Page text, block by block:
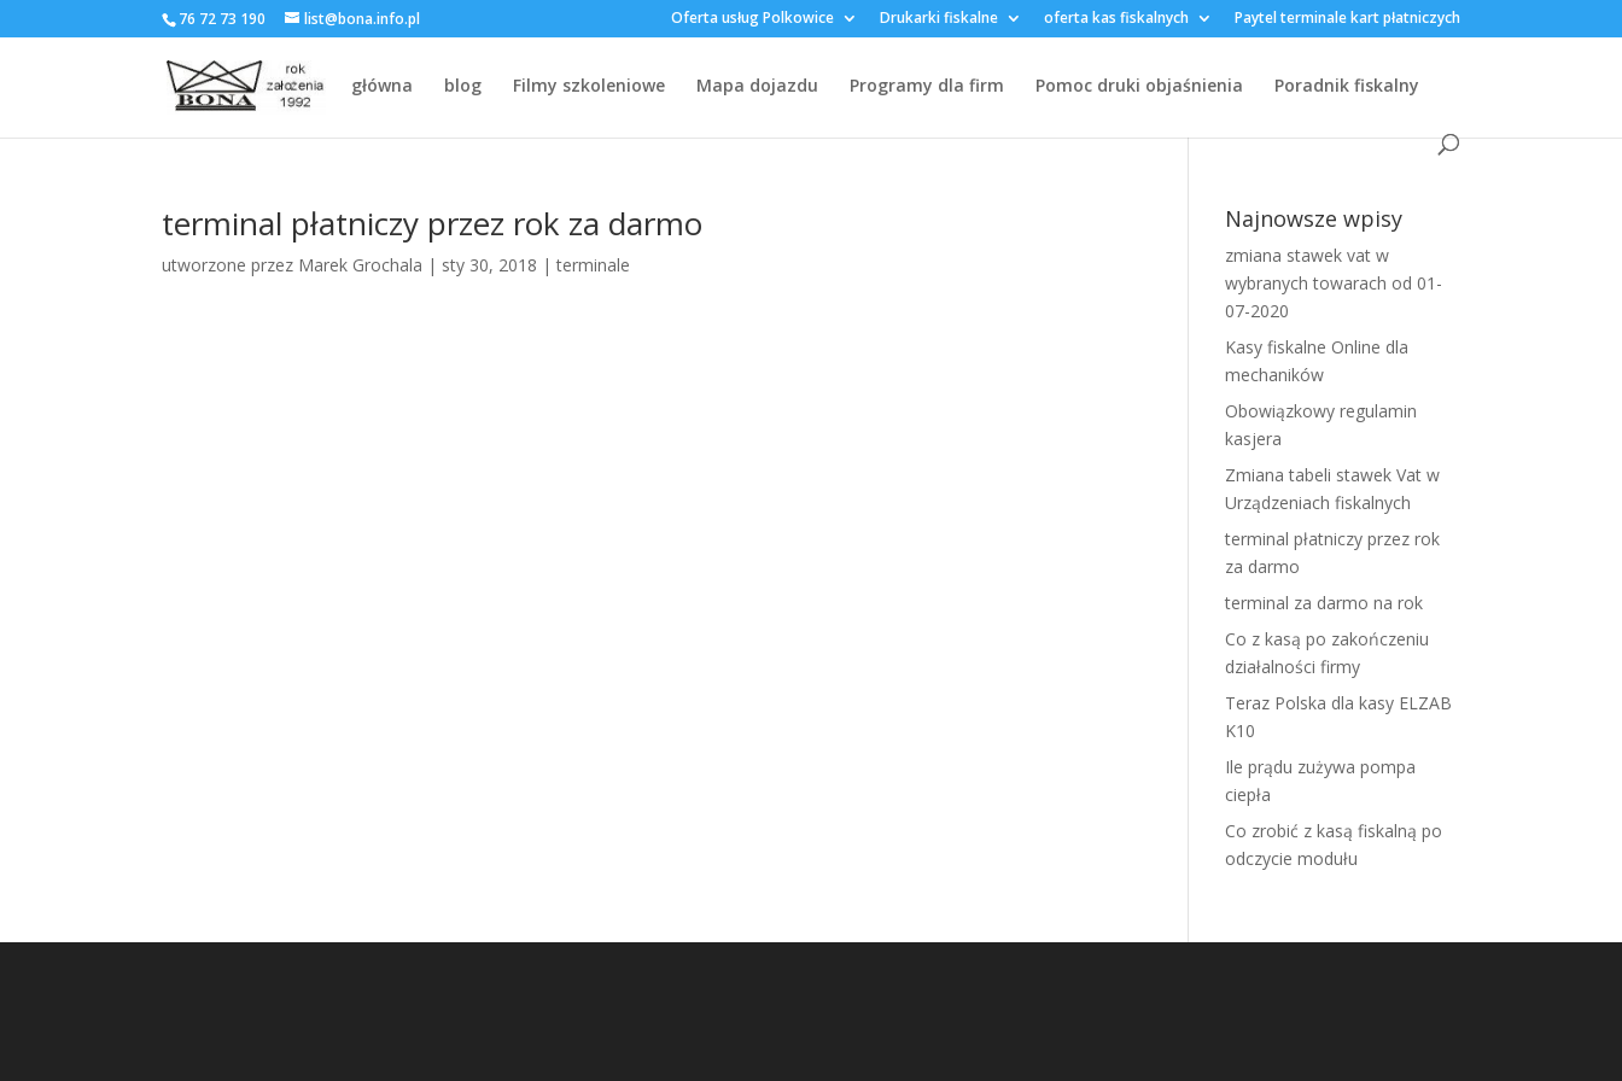
76 72 73 190 list@bona.info.pl Oferta usług Polkowice Drukarki fiskalne oferta kas fiskalnych Paytel terminale kart płatniczych
główna blog Filmy szkoleniowe Mapa dojazdu Programy dla firm Pomoc druki objaśnienia Poradnik fiskalny
terminal płatniczy przez rok za darmo
utworzone przez Marek Grochala | sty 30, 2018 |terminale
Najnowsze wpisy
zmiana stawek vat w
wybranych towarach od 01-
07-2020
Kasy fiskalne Online dla
mechaników
Obowiązkowy regulamin
kasjera
Zmiana tabeli stawek Vat w
Urządzeniach fiskalnych
terminal płatniczy przez rok
za darmo
terminal za darmo na rok
Co z kasą po zakończeniu
działalności firmy
Teraz Polska dla kasy ELZAB
K10
Ile prądu zużywa pompa
ciepła
Co zrobić z kasą fiskalną po
odczycie modułu